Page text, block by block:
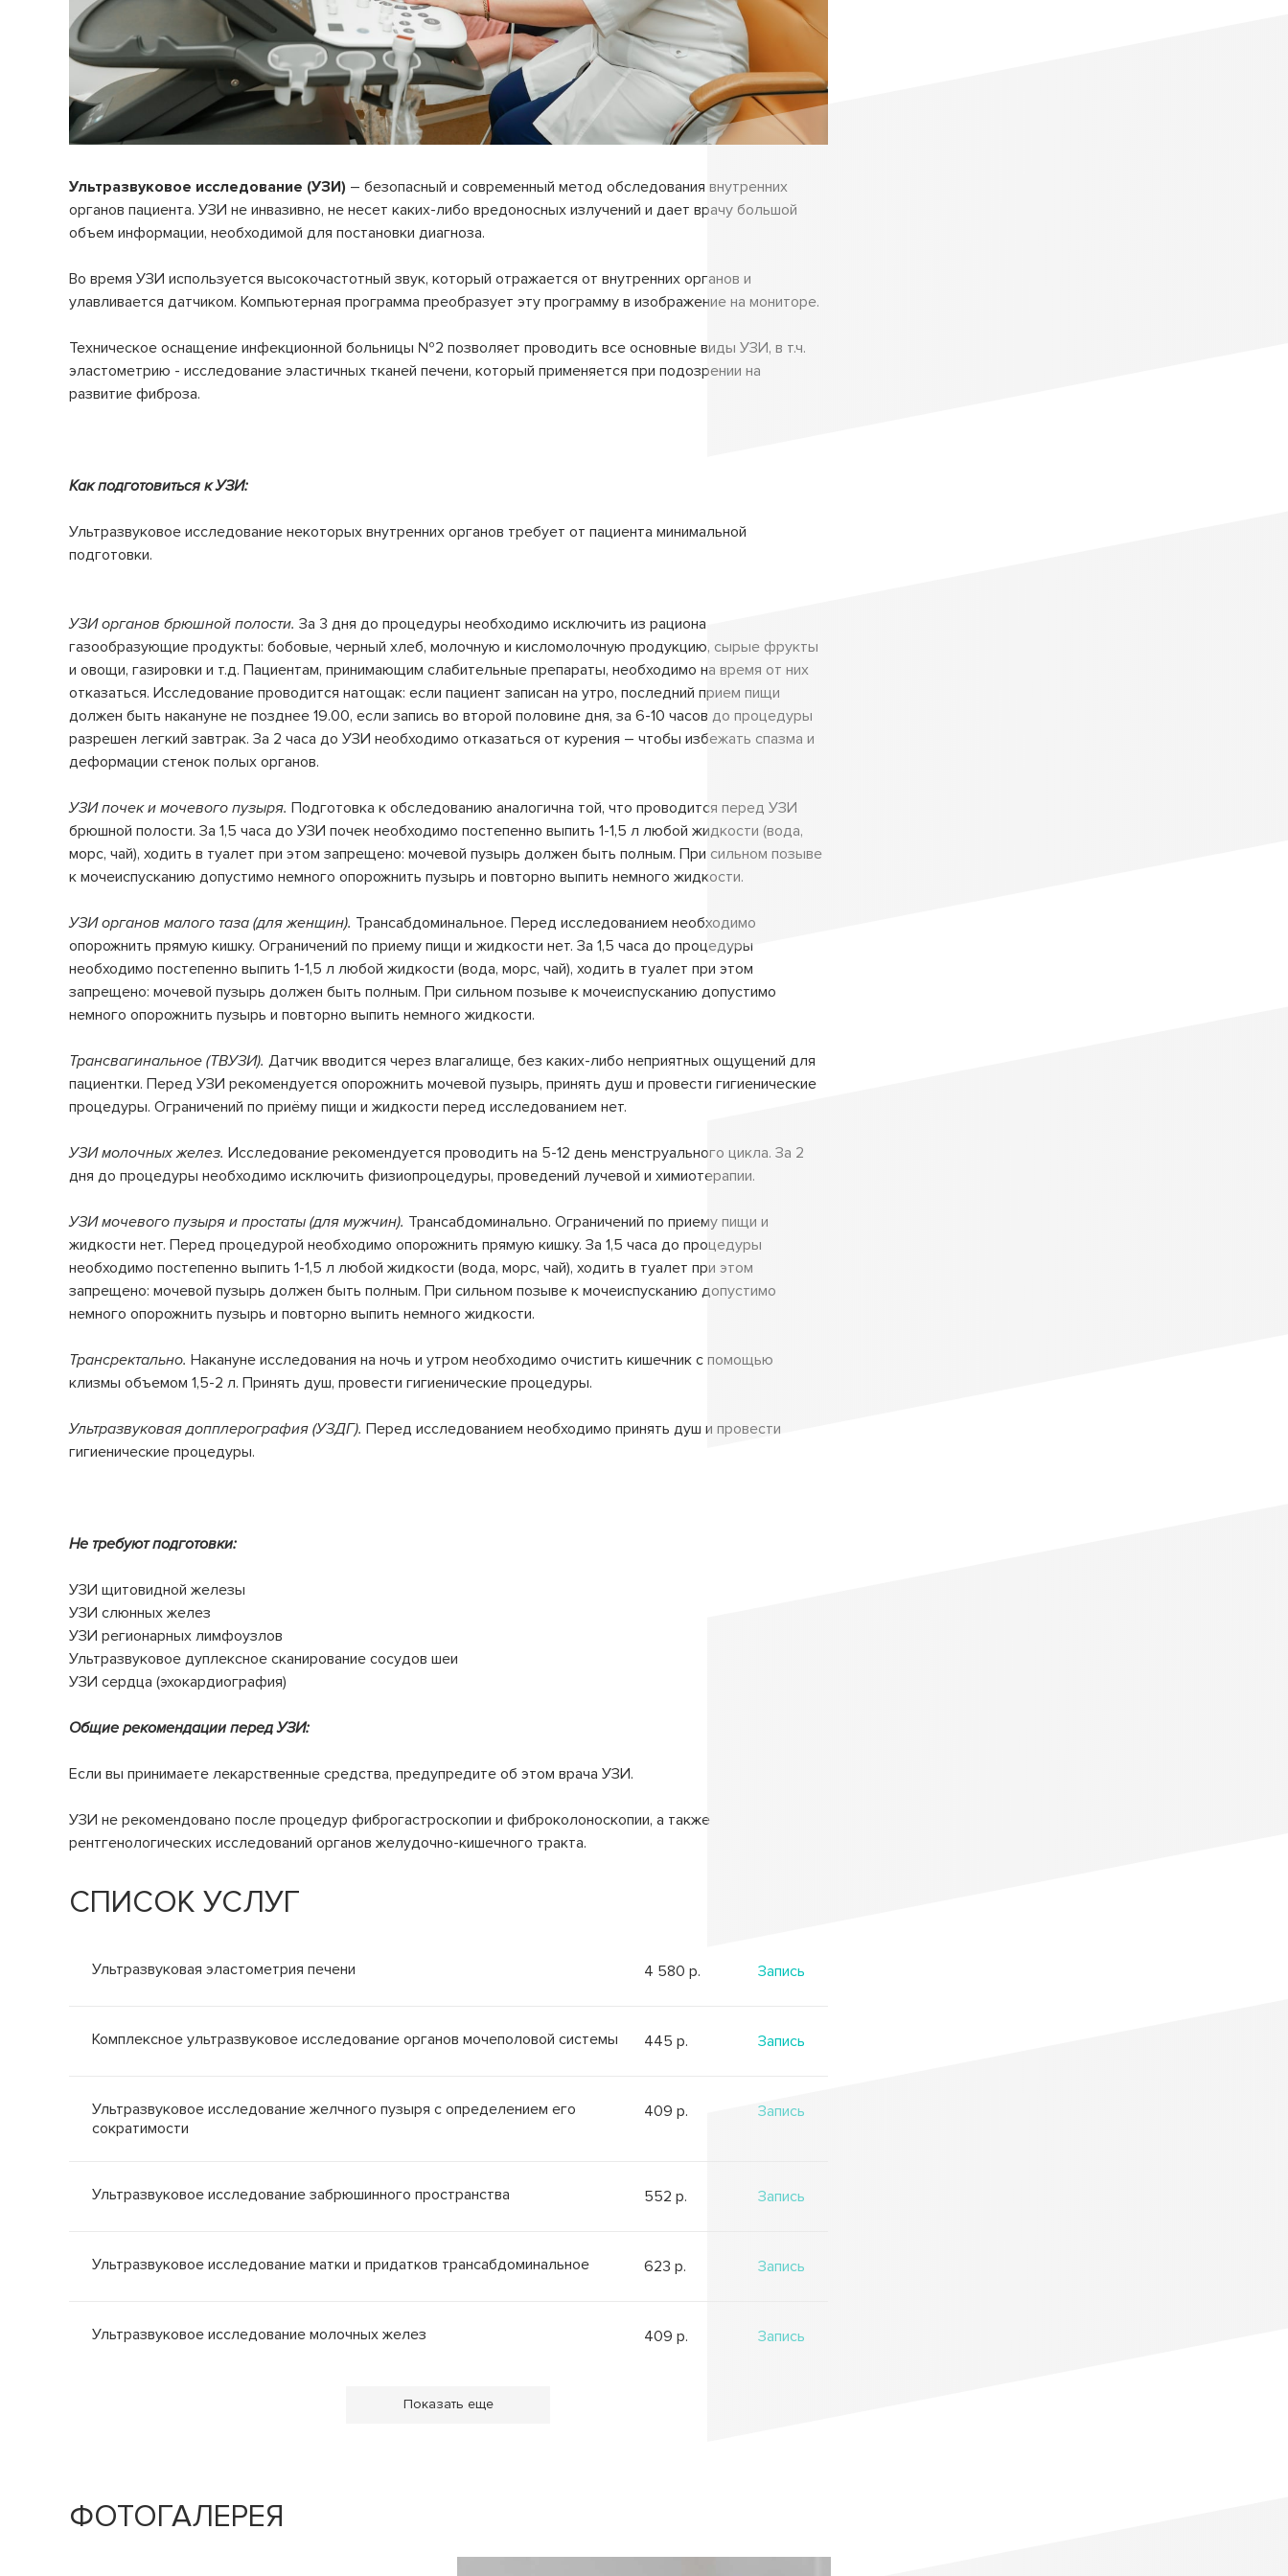
Ультразвуковое исследование (УЗИ) – безопасный и современный метод обследования внутренних
органов пациента. УЗИ не инвазивно, не несет каких-либо вредоносных излучений и дает врачу большой
объем информации, необходимой для постановки диагноза.
Во время УЗИ используется высокочастотный звук, который отражается от внутренних органов и
улавливается датчиком. Компьютерная программа преобразует эту программу в изображение на мониторе.
Техническое оснащение инфекционной больницы №2 позволяет проводить все основные виды УЗИ, в т.ч.
эластометрию - исследование эластичных тканей печени, который применяется при подозрении на
развитие фиброза.
Как подготовиться к УЗИ:
Ультразвуковое исследование некоторых внутренних органов требует от пациента минимальной
подготовки.
УЗИ органов брюшной полости. За 3 дня до процедуры необходимо исключить из рациона
газообразующие продукты: бобовые, черный хлеб, молочную и кисломолочную продукцию, сырые фрукты
и овощи, газировки и т.д. Пациентам, принимающим слабительные препараты, необходимо на время от них
отказаться. Исследование проводится натощак: если пациент записан на утро, последний прием пищи
должен быть накануне не позднее 19.00, если запись во второй половине дня, за 6-10 часов до процедуры
разрешен легкий завтрак. За 2 часа до УЗИ необходимо отказаться от курения – чтобы избежать спазма и
деформации стенок полых органов.
УЗИ почек и мочевого пузыря. Подготовка к обследованию аналогична той, что проводится перед УЗИ
брюшной полости. За 1,5 часа до УЗИ почек необходимо постепенно выпить 1-1,5 л любой жидкости (вода,
морс, чай), ходить в туалет при этом запрещено: мочевой пузырь должен быть полным. При сильном позыве
к мочеиспусканию допустимо немного опорожнить пузырь и повторно выпить немного жидкости.
УЗИ органов малого таза (для женщин). Трансабдоминальное. Перед исследованием необходимо
опорожнить прямую кишку. Ограничений по приему пищи и жидкости нет. За 1,5 часа до процедуры
необходимо постепенно выпить 1-1,5 л любой жидкости (вода, морс, чай), ходить в туалет при этом
запрещено: мочевой пузырь должен быть полным. При сильном позыве к мочеиспусканию допустимо
немного опорожнить пузырь и повторно выпить немного жидкости.
Трансвагинальное (ТВУЗИ). Датчик вводится через влагалище, без каких-либо неприятных ощущений для
пациентки. Перед УЗИ рекомендуется опорожнить мочевой пузырь, принять душ и провести гигиенические
процедуры. Ограничений по приёму пищи и жидкости перед исследованием нет.
УЗИ молочных желез. Исследование рекомендуется проводить на 5-12 день менструального цикла. За 2
дня до процедуры необходимо исключить физиопроцедуры, проведений лучевой и химиотерапии.
УЗИ мочевого пузыря и простаты (для мужчин). Трансабдоминально. Ограничений по приему пищи и
жидкости нет. Перед процедурой необходимо опорожнить прямую кишку. За 1,5 часа до процедуры
необходимо постепенно выпить 1-1,5 л любой жидкости (вода, морс, чай), ходить в туалет при этом
запрещено: мочевой пузырь должен быть полным. При сильном позыве к мочеиспусканию допустимо
немного опорожнить пузырь и повторно выпить немного жидкости.
Трансректально. Накануне исследования на ночь и утром необходимо очистить кишечник с помощью
клизмы объемом 1,5-2 л. Принять душ, провести гигиенические процедуры.
Ультразвуковая допплерография (УЗДГ). Перед исследованием необходимо принять душ и провести
гигиенические процедуры.
Не требуют подготовки:
УЗИ щитовидной железы
УЗИ слюнных желез
УЗИ регионарных лимфоузлов
Ультразвуковое дуплексное сканирование сосудов шеи
УЗИ сердца (эхокардиография)
Общие рекомендации перед УЗИ:
Если вы принимаете лекарственные средства, предупредите об этом врача УЗИ.
УЗИ не рекомендовано после процедур фиброгастроскопии и фиброколоноскопии, а также
рентгенологических исследований органов желудочно-кишечного тракта.
СПИСОК УСЛУГ
Ультразвуковая эластометрия печени 4 580 p. Запись
Комплексное ультразвуковое исследование органов мочеполовой системы 445 p. Запись
Ультразвуковое исследование желчного пузыря с определением его
сократимости
409 p. Запись
Ультразвуковое исследование забрюшинного пространства 552 p. Запись
Ультразвуковое исследование матки и придатков трансабдоминальное 623 p. Запись
Ультразвуковое исследование молочных желез 409 p. Запись
Показать еще
ФОТОГАЛЕРЕЯ
Клинико-диагностическая лаборатория
Спектр клинических и биохимический анализов
Инфекционное отделение №8
Стационарное лечение инфекционных болезней
Страховые медицинские организации
Как сообщить об отсутствии
медицинского документа